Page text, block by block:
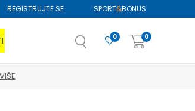
SPORT&BONUS
REGISTRUJTE SE
0
0